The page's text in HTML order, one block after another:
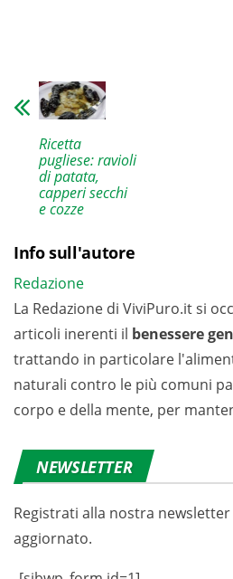
Ricetta
pugliese: ravioli
di patata,
capperi secchi
e cozze
Info sull'autore
Redazione
La Redazione di ViviPuro.it si
articoli inerenti il benessere
trattando in particolare
naturali contro le più comuni
corpo e della mente, per
NEWSLETTER
Registrati alla nostra
aggiornato.